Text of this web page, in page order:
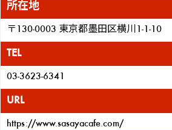
所在地
〒130-0003 東京都墨田区横川1-1-10
TEL
03-3623-6341
URL
https://www.sasayacafe.com/